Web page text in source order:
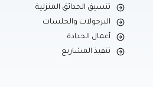
تنسيق الحدائق المنزلية
البرجولات والجلسات
أعمال الحدادة
تنفيذ المشاريع